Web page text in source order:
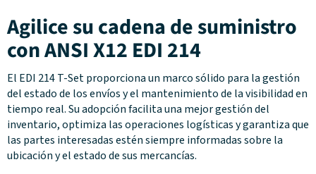
Agilice su cadena de suministro
con ANSI X12 EDI 214
El EDI 214 T-Set proporciona un marco sólido para la gestión
del estado de los envíos y el mantenimiento de la visibilidad en
tiempo real. Su adopción facilita una mejor gestión del
inventario, optimiza las operaciones logísticas y garantiza que
las partes interesadas estén siempre informadas sobre la
ubicación y el estado de sus mercancías.